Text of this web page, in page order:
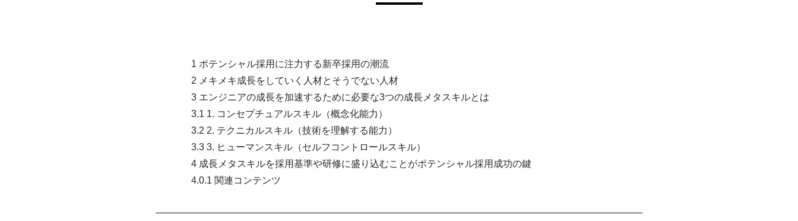
1 ポテンシャル採用に注力する新卒採用の潮流
2 メキメキ成長をしていく人材とそうでない人材
3 エンジニアの成長を加速するために必要な3つの成長メタスキルとは
3.1 1. コンセプチュアルスキル（概念化能力）
3.2 2. テクニカルスキル（技術を理解する能力）
3.3 3. ヒューマンスキル（セルフコントロールスキル）
4 成長メタスキルを採用基準や研修に盛り込むことがポテンシャル採用成功の鍵
4.0.1 関連コンテンツ